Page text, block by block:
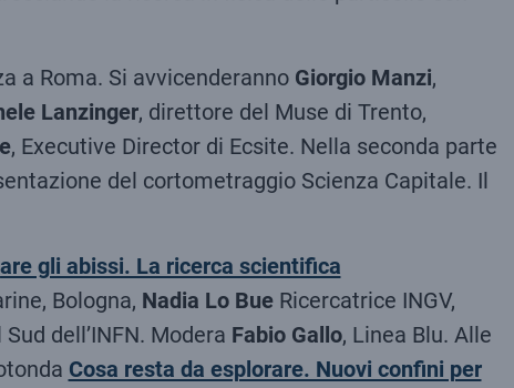
a Roma. Si avvicenderanno Giorgio Manzi,
Lanzinger, direttore del Muse di Trento,
, Executive Director di Ecsite. Nella seconda parte
del cortometraggio Scienza Capitale. Il
gli abissi. La ricerca scientifica
Bologna, Nadia Lo BueRicercatrice INGV,
dell’INFN. Modera Fabio Gallo, Linea Blu. Alle
Cosa resta da esplorare. Nuovi confini per